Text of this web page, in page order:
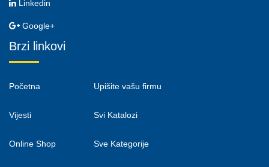
Linkedin
Google+
Brzi linkovi
Početna
Vijesti
Online Shop
Upišite vašu firmu
Svi Katalozi
Sve Kategorije